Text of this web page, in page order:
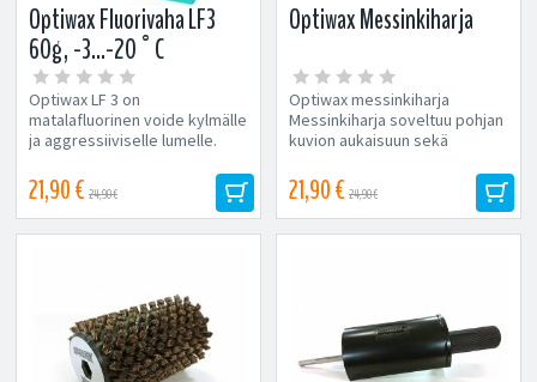
Optiwax Fluorivaha LF3
60g, -3...-20°C
Optiwax LF 3 on
matalafluorinen voide kylmälle
ja aggressiiviselle lumelle.
21,90 € 24,90 €
Optiwax Messinkiharja
Optiwax messinkiharja
Messinkiharja soveltuu pohjan
kuvion aukaisuun sekä
21,90 € 24,90 €